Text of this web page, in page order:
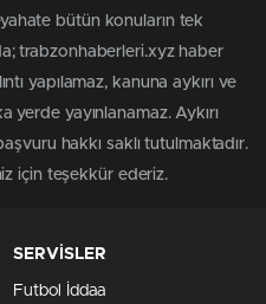
bütün konuların tek
trabzonhaberleri.xyz haber
yapılamaz, kanuna aykırı ve
yerde yayınlanamaz. Aykırı
hakkı saklı tutulmaktadır.
için teşekkür ederiz.
SERVİSLER
Futbol İddaa